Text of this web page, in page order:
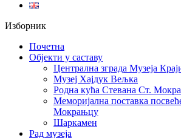
Изборник
Почетна
Објекти у саставу
Централна зграда Музеја
Музеј Хајдук Вељка
Родна кућа Стевана Ст.
Меморијална поставка
Мокрањцу
Шаркамен
Рад музеја